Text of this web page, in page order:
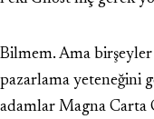
Bilmem. Ama
pazarlama yeteneğini
adamlar Magna Carta